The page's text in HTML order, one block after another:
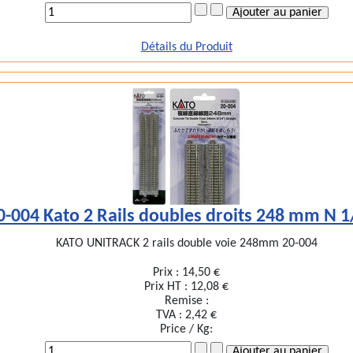
Détails du Produit
004 Kato 2 Rails doubles droits 248 mm N
KATO UNITRACK 2 rails double voie 248mm 20-004
Prix : 14,50 €
Prix HT : 12,08 €
Remise :
TVA :2,42 €
Price / Kg: